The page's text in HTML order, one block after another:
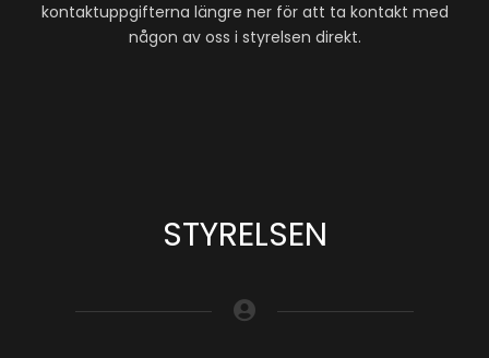
kontaktuppgifterna längre ner för att ta kontakt med
någon av oss i styrelsen direkt.
STYRELSEN